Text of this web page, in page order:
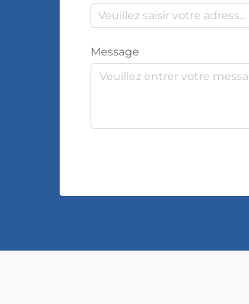
Message